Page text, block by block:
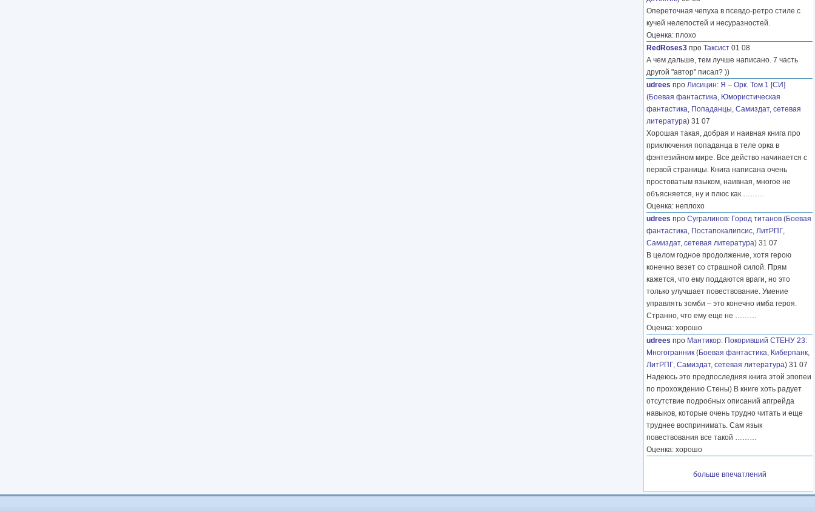
Опереточная чепуха в псевдо-ретро стиле с
кучей нелепостей и несуразностей.
Оценка: плохо
RedRoses3 про Таксист 01 08
А чем дальше, тем лучше написано. 7 часть
другой "автор" писал? ))
udrees про Лисицин: Я – Орк. Том 1 [СИ]
(Боевая фантастика, Юмористическая
фантастика, Попаданцы, Самиздат, сетевая
литература) 31 07
Хорошая такая, добрая и наивная книга про
приключения попаданца в теле орка в
фэнтезийном мире. Все действо начинается с
первой страницы. Книга написана очень
простоватым языком, наивная, многое не
объясняется, ну и плюс как ………
Оценка: неплохо
udrees про Сугралинов: Город титанов (Боевая
фантастика, Постапокалипсис, ЛитРПГ,
Самиздат, сетевая литература) 31 07
В целом годное продолжение, хотя герою
конечно везет со страшной силой. Прям
кажется, что ему поддаются враги, но это
только улучшает повествование. Умение
управлять зомби – это конечно имба героя.
Странно, что ему еще не ………
Оценка: хорошо
udrees про Мантикор: Покоривший СТЕНУ 23:
Многогранник (Боевая фантастика, Киберпанк,
ЛитРПГ, Самиздат, сетевая литература) 31 07
Надеюсь это предпоследняя книга этой эпопеи
по прохождению Стены) В книге хоть радует
отсутствие подробных описаний апгрейда
навыков, которые очень трудно читать и еще
труднее воспринимать. Сам язык
повествования все такой ………
Оценка: хорошо
больше впечатлений